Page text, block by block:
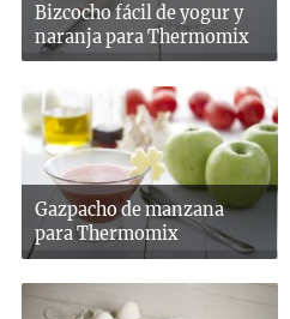
Bizcocho fácil de yogur y
naranja para Thermomix
Gazpacho de manzana
para Thermomix